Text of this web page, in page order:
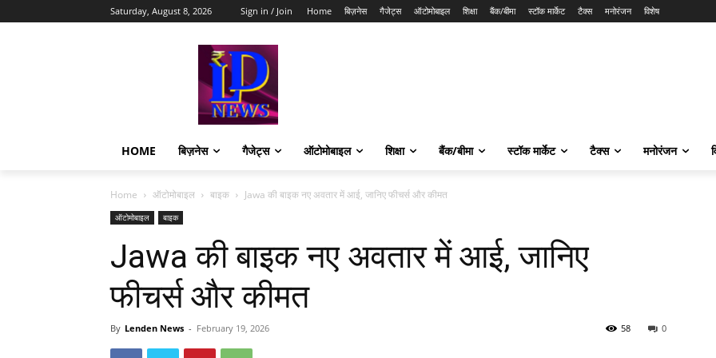
Saturday, August 8, 2026 Sign in / Join Home बिज़नेस गैजेट्स ऑटोमोबाइल शिक्षा बैंक/बीमा स्टॉक मार्केट टैक्स मनोरंजन विशेष
HOME बिज़नेस गैजेट्स ऑटोमोबाइल शिक्षा बैंक/बीमा स्टॉक मार्केट टैक्स मनोरंजन
Home ऑटोमोबाइल बाइक Jawa की बाइक नए अवतार में आई, जानिए फीचर्स और कीमत
ऑटोमोबाइल बाइक
Jawa की बाइक नए अवतार में आई, जानिए
फीचर्स और कीमत
By Lenden News - February 19, 2026 0
58